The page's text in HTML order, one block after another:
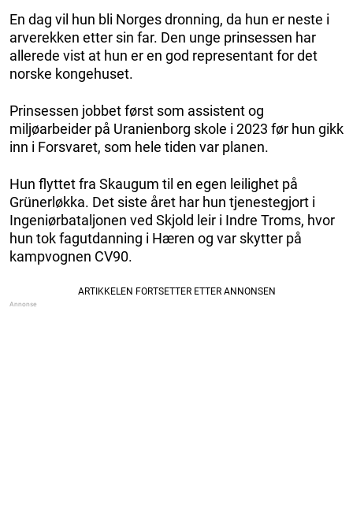
En dag vil hun bli Norges dronning, da hun er neste i
arverekken etter sin far. Den unge prinsessen har
allerede vist at hun er en god representant for det
norske kongehuset.
Prinsessen jobbet først som assistent og
miljøarbeider på Uranienborg skole i 2023 før hun gikk
inn i Forsvaret, som hele tiden var planen.
Hun flyttet fra Skaugum til en egen leilighet på
Grünerløkka. Det siste året har hun tjenestegjort i
Ingeniørbataljonen ved Skjold leir i Indre Troms, hvor
hun tok fagutdanning i Hæren og var skytter på
kampvognen CV90.